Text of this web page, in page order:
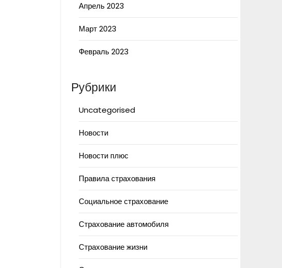
Апрель 2023
Март 2023
Февраль 2023
Рубрики
Uncategorised
Новости
Новости плюс
Правила страхования
Социальное страхование
Страхование автомобиля
Страхование жизни